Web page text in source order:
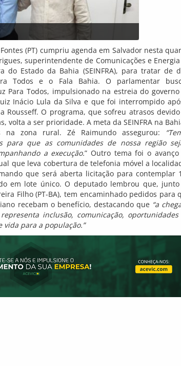
(PT) cumpriu agenda em Salvador nesta
superintendente de Comunicações e
do Estado da Bahia (SEINFRA), para tratar de
Todos e o Fala Bahia. O parlamentar
Para Todos, impulsionado na estreia do
Inácio Lula da Silva e que foi interrompido
Rousseff. O programa, que sofreu atrasos
volta a ser prioridade. A meta da SEINFRA na
zona rural. Zé Raimundo assegurou:
para que as comunidades de nossa região
a execução.” Outro tema foi o
que leva cobertura de telefonia móvel a
que será aberta licitação para contemplar
em lote único. O deputado lembrou que,
Filho (PT-BA), tem encaminhado pedidos para
recebam o benefício, destacando que “a
inclusão, comunicação,
para a população.”